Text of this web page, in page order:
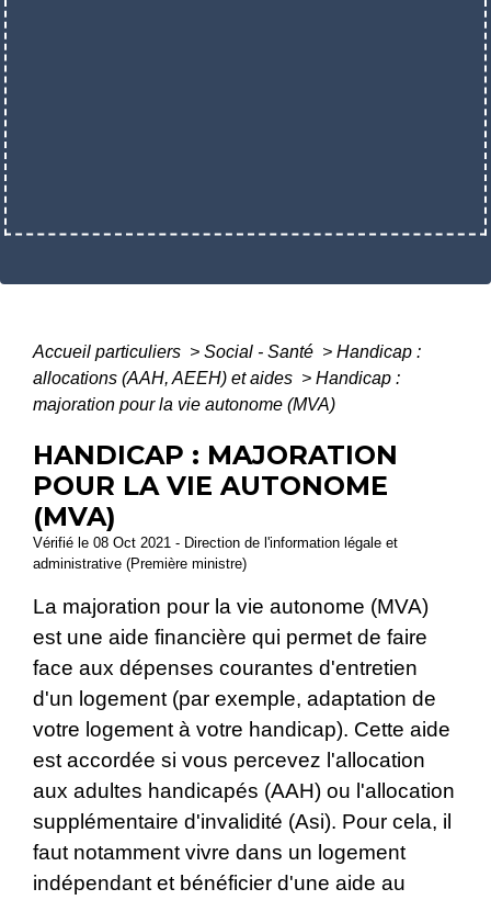
Accueil particuliers > Social - Santé > Handicap :
allocations (AAH, AEEH) et aides > Handicap :
majoration pour la vie autonome (MVA)
HANDICAP : MAJORATION
POUR LA VIE AUTONOME
(MVA)
Vérifié le 08 Oct 2021 - Direction de l'information légale et
administrative (Première ministre)
La majoration pour la vie autonome (MVA)
est une aide financière qui permet de faire
face aux dépenses courantes d'entretien
d'un logement (par exemple, adaptation de
votre logement à votre handicap). Cette aide
est accordée si vous percevez l'allocation
aux adultes handicapés (AAH) ou l'allocation
supplémentaire d'invalidité (Asi). Pour cela, il
faut notamment vivre dans un logement
indépendant et bénéficier d'une aide au